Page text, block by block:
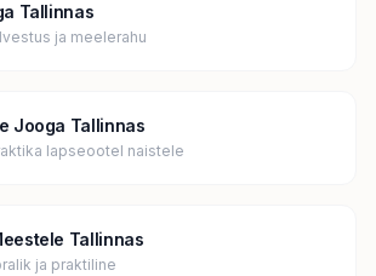
Tallinnas
ja meelerahu
Jooga Tallinnas
lapseootel naistele
Tallinnas
ja praktiline